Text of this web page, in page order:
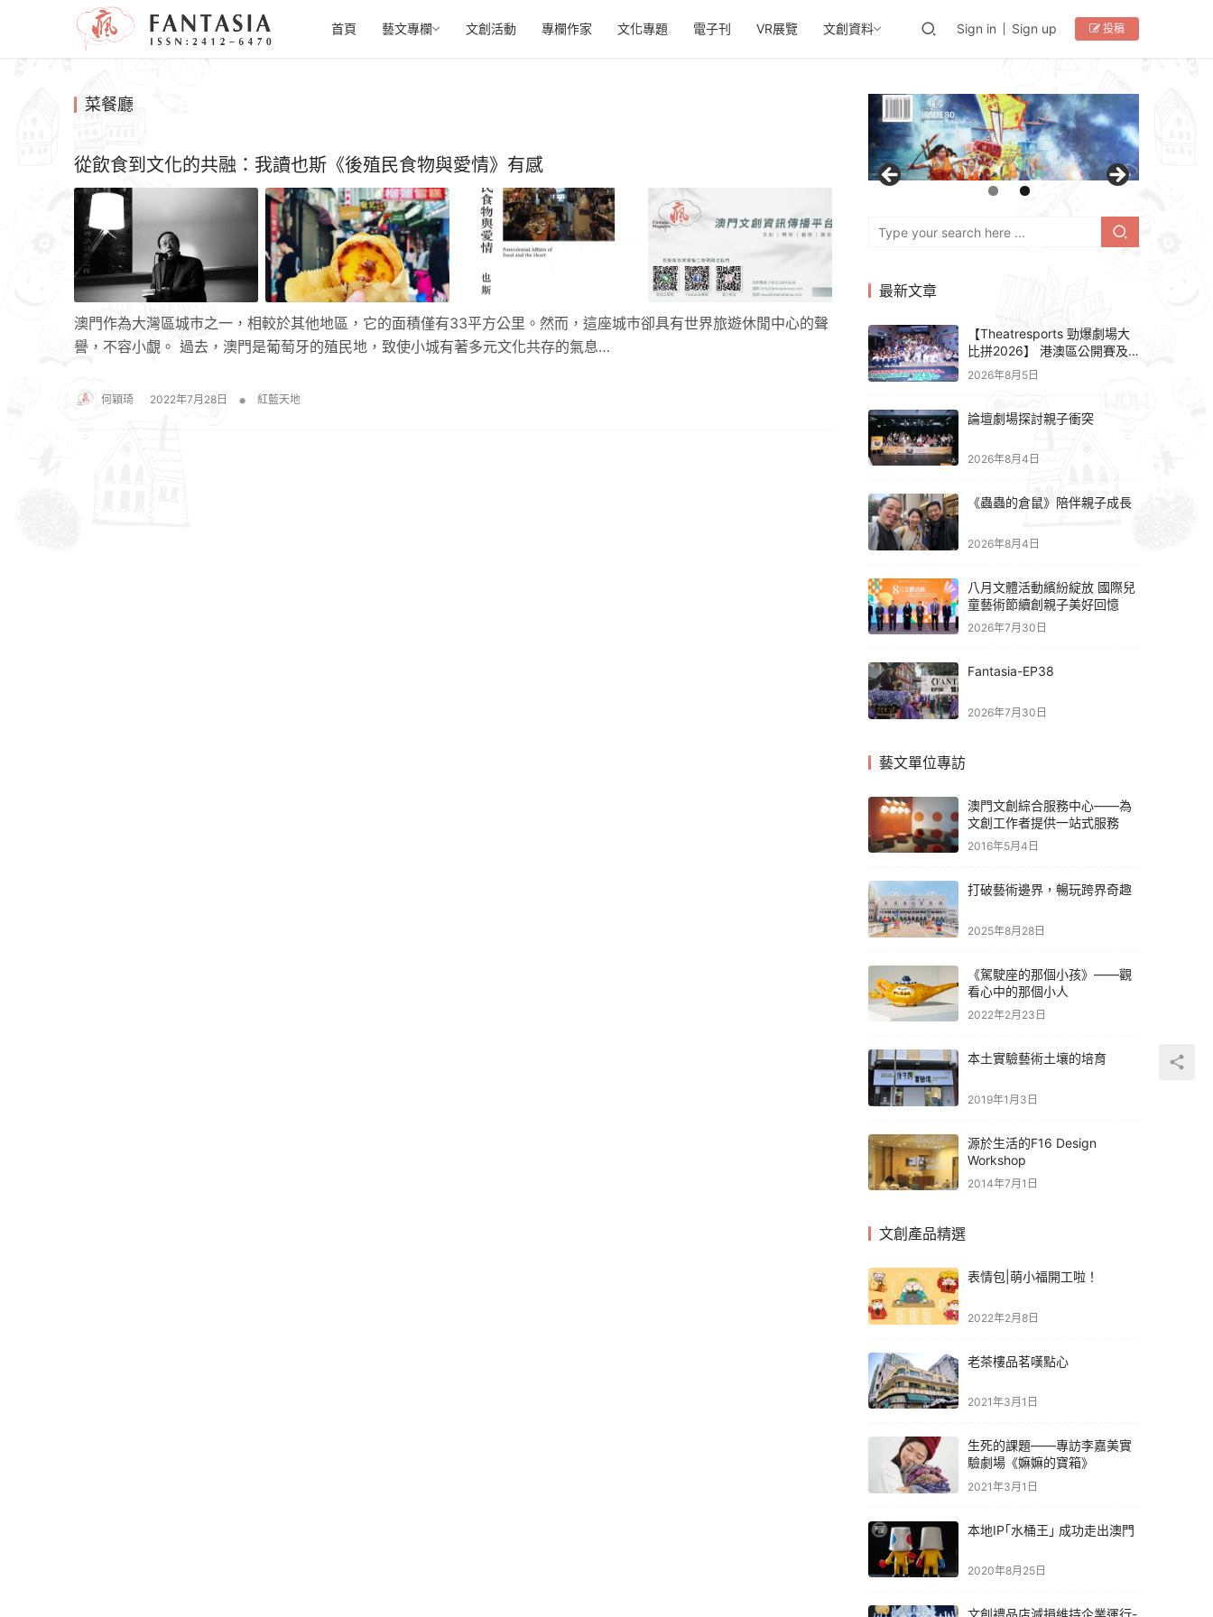
首頁 藝文專欄 文創活動 專欄作家 文化專題 電子刊 VR展覽 文創資料 Sign in Sign up 投稿
菜餐廳
從飲食到文化的共融：我讀也斯《後殖民食物與愛情》有感
澳門作為大灣區城巿之一，相較於其他地區，它的面積僅有33平方公里。然而，這座城巿卻具有世界旅遊休閒中心的聲
譽，不容小覷。 過去，澳門是葡萄牙的殖民地，致使小城有著多元文化共存的氣息…
何穎琦 2022年7月28日 • 紅藍天地
最新文章
【Theatresports 勁爆劇場大
比拼2026】 港澳區公開賽及
亞洲聯賽賽果
2026年8月5日
論壇劇場探討親子衝突
2026年8月4日
《蟲蟲的倉鼠》陪伴親子成長
2026年8月4日
八月文體活動繽紛綻放 國際兒
童藝術節續創親子美好回憶
2026年7月30日
Fantasia-EP38
2026年7月30日
藝文單位專訪
澳門文創綜合服務中心——為
文創工作者提供一站式服務
2016年5月4日
打破藝術邊界，暢玩跨界奇趣
2025年8月28日
《駕駛座的那個小孩》——觀
看心中的那個小人
2022年2月23日
本土實驗藝術土壤的培育
2019年1月3日
源於生活的F16 Design
Workshop
2014年7月1日
文創產品精選
表情包|萌小福開工啦！
2022年2月8日
老茶樓品茗嘆點心
2021年3月1日
生死的課題——專訪李嘉美實
驗劇場《嫲嫲的寶箱》
2021年3月1日
本地IP｢水桶王｣ 成功走出澳門
2020年8月25日
文創禮品店減損維持企業運行-